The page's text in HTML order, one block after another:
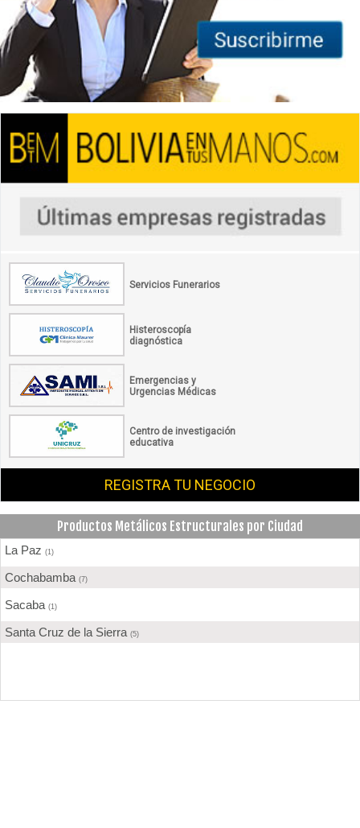
Servicios Funerarios
Histeroscopía
diagnóstica
Emergencias y
Urgencias Médicas
Centro de investigación
educativa
REGISTRA TU NEGOCIO
Productos Metálicos Estructurales por Ciudad
La Paz (1)
Cochabamba (7)
Sacaba (1)
Santa Cruz de la Sierra (5)